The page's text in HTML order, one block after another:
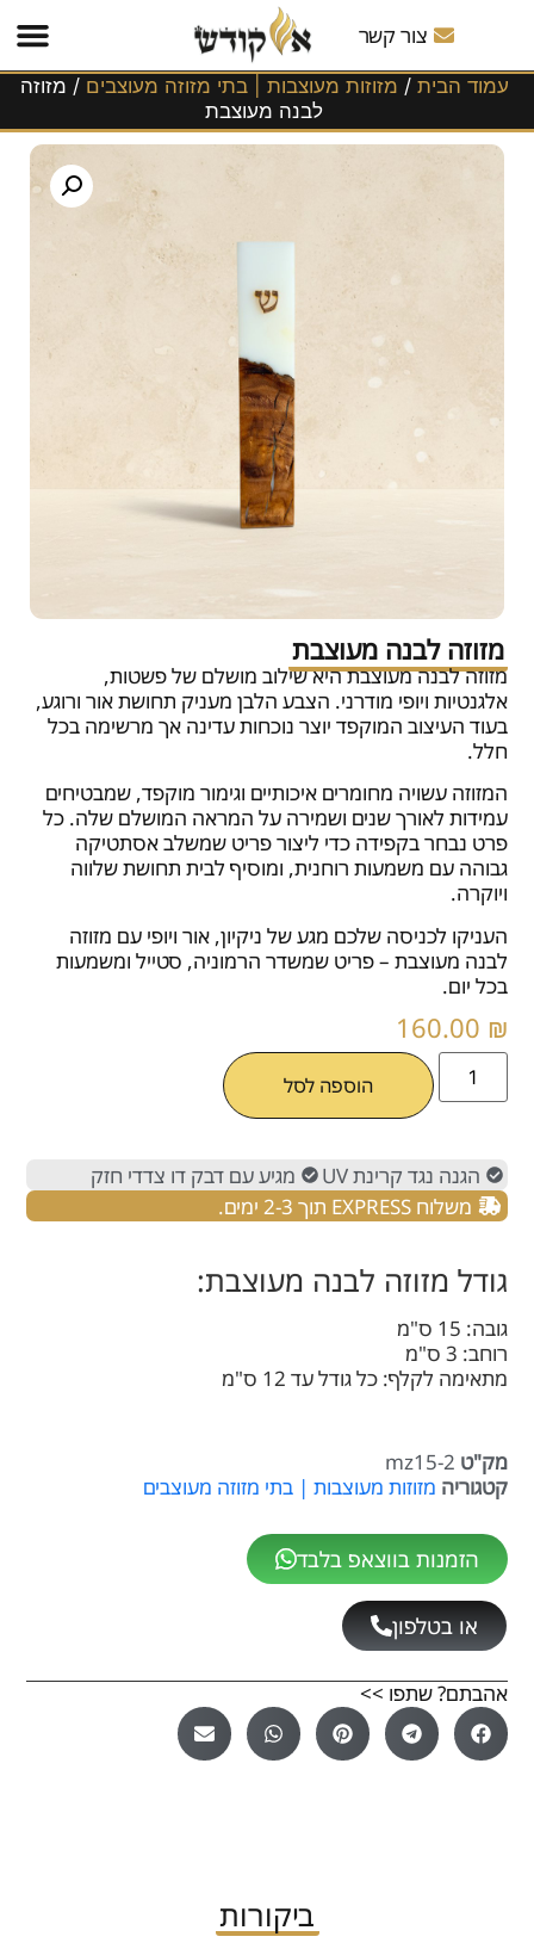
צור קשר
עמוד הבית / מזוזות מעוצבות | בתי מזוזה מעוצבים / מזוזה
לבנה מעוצבת
מזוזה לבנה מעוצבת
מזוזה לבנה מעוצבת היא שילוב מושלם של פשטות,
אלגנטיות ויופי מודרני. הצבע הלבן מעניק תחושת אור ורוגע,
בעוד העיצוב המוקפד יוצר נוכחות עדינה אך מרשימה בכל
חלל.
המזוזה עשויה מחומרים איכותיים וגימור מוקפד, שמבטיחים
עמידות לאורך שנים ושמירה על המראה המושלם שלה. כל
פרט נבחר בקפידה כדי ליצור פריט שמשלב אסתטיקה
גבוהה עם משמעות רוחנית, ומוסיף לבית תחושת שלווה
ויוקרה.
העניקו לכניסה שלכם מגע של ניקיון, אור ויופי עם מזוזה
לבנה מעוצבת – פריט שמשדר הרמוניה, סטייל ומשמעות
בכל יום.
160.00 ₪
הוספה לסל
הגנה נגד קרינת UV
מגיע עם דבק דו צדדי חזק
משלוח EXPRESS תוך 2-3 ימים.
גודל מזוזה לבנה מעוצבת:
גובה: 15 ס"מ
רוחב: 3 ס"מ
מתאימה לקלף: כל גודל עד 12 ס"מ
מק"ט mz15-2
קטגוריה מזוזות מעוצבות | בתי מזוזה מעוצבים
הזמנות בווצאפ בלבד
או בטלפון
אהבתם? שתפו >>
ביקורות